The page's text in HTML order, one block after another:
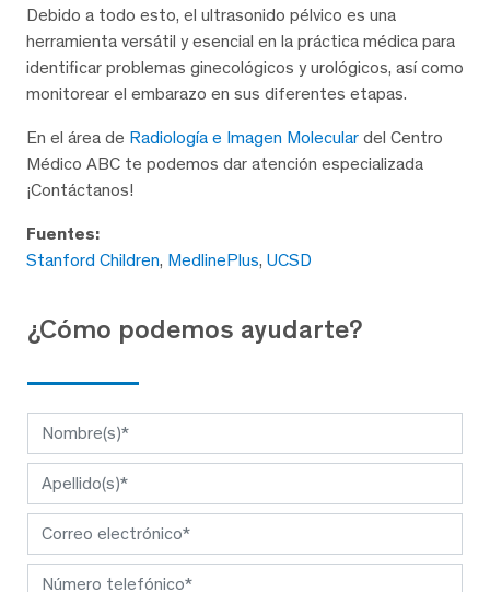
Debido a todo esto, el ultrasonido pélvico es una
herramienta versátil y esencial en la práctica médica para
identificar problemas ginecológicos y urológicos, así como
monitorear el embarazo en sus diferentes etapas.
En el área de Radiología e Imagen Molecular del Centro
Médico ABC te podemos dar atención especializada
¡Contáctanos!
Fuentes:
Stanford Children, MedlinePlus, UCSD
¿Cómo podemos ayudarte?